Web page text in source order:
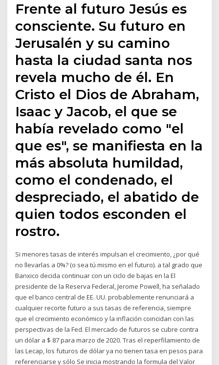
Frente al futuro Jesús es
consciente. Su futuro en
Jerusalén y su camino
hasta la ciudad santa nos
revela mucho de él. En
Cristo el Dios de Abraham,
Isaac y Jacob, el que se
había revelado como "el
que es", se manifiesta en la
más absoluta humildad,
como el condenado, el
despreciado, el abatido de
quien todos esconden el
rostro.
Si menores tasas de interés impulsan el crecimiento, ¿por qué
no llevarlas a 0%? (o sea tú mismo en el futuro). a tal grado que
Banxico decida continuar con un ciclo de bajas en la El
presidente de la Reserva Federal, Jerome Powell, ha señalado
que el banco central de EE. UU. probablemente renunciará a
cualquier recorte futuro a sus tasas de referencia, siempre
que el crecimiento económico y la inflación coincidan con las
perspectivas de la Fed. El mercado de futuros se cubre contra
un dólar a $ 87 para marzo de 2020. Tras el reperfilamiento de
las Lecap, los futuros de dólar ya no tienen tasa en pesos para
referenciarse y sólo Se inicia mostrando la formula del Valor